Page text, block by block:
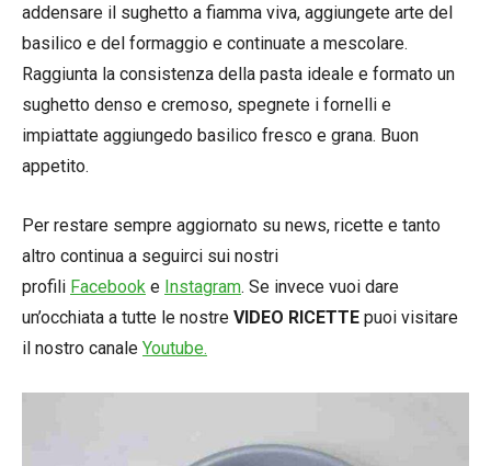
addensare il sughetto a fiamma viva, aggiungete arte del
basilico e del formaggio e continuate a mescolare.
Raggiunta la consistenza della pasta ideale e formato un
sughetto denso e cremoso, spegnete i fornelli e
impiattate aggiungedo basilico fresco e grana. Buon
appetito.
Per restare sempre aggiornato su news, ricette e tanto
altro continua a seguirci sui nostri
profili Facebook e Instagram. Se invece vuoi dare
un’occhiata a tutte le nostre VIDEO RICETTE puoi visitare
il nostro canale Youtube.